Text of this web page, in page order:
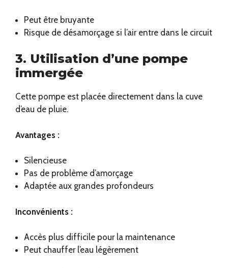
Peut être bruyante
Risque de désamorçage si l’air entre dans le circuit
3. Utilisation d’une pompe
immergée
Cette pompe est placée directement dans la cuve
d’eau de pluie.
Avantages :
Silencieuse
Pas de problème d’amorçage
Adaptée aux grandes profondeurs
Inconvénients :
Accès plus difficile pour la maintenance
Peut chauffer l’eau légèrement